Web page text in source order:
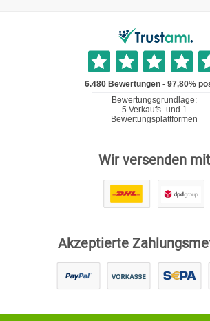
Wir versenden mit
Akzeptierte